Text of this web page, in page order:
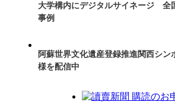
大学構内にデジタルサイネージ 全
事例
阿蘇世界文化遺産登録推進関西シ
様を配信中